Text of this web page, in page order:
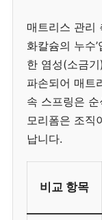
매트리스 관리
화칼슘의 누수
한 염성(소금
파손되어 매트
속 스프링은
모리폼은 조직
납니다.
비교 항목